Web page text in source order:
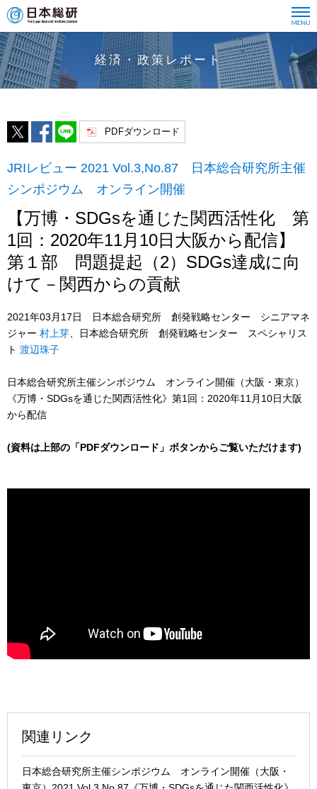
経済・政策レポート
PDFダウンロード
JRIレビュー 2021 Vol.3,No.87 日本総合研究所主催
シンポジウム オンライン開催
【万博・SDGsを通じた関西活性化 第
1回：2020年11月10日大阪から配信】
第１部 問題提起（2）SDGs達成に向
けて－関西からの貢献
2021年03月17日 日本総合研究所 創発戦略センター シニアマネ
ジャー 村上芽 、日本総合研究所 創発戦略センター スペシャリス
ト 渡辺珠子
日本総合研究所主催シンポジウム オンライン開催（大阪・東京）
《万博・SDGsを通じた関西活性化》第1回：2020年11月10日大阪
から配信
(資料は上部の「PDFダウンロード」ボタンからご覧いただけます)
関連リンク
日本総合研究所主催シンポジウム オンライン開催（大阪・